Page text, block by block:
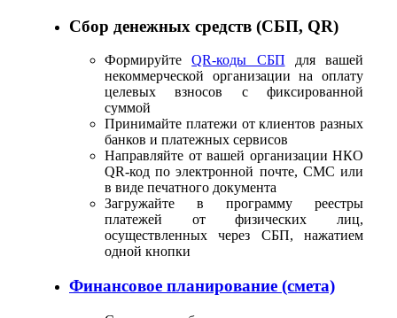
Сбор денежных средств (СБП, QR)
ФормируйтеQR-коды СБП для вашей
некоммерческой организации на оплату
целевых взносов с фиксированной
суммой
Принимайте платежи от клиентов разных
банков и платежных сервисов
Направляйте от вашей организации НКО
QR-код по электронной почте, СМС или
в виде печатного документа
Загружайте в программу реестры
платежей от физических лиц,
осуществленных через СБП, нажатием
одной кнопки
Финансовое планирование (смета)